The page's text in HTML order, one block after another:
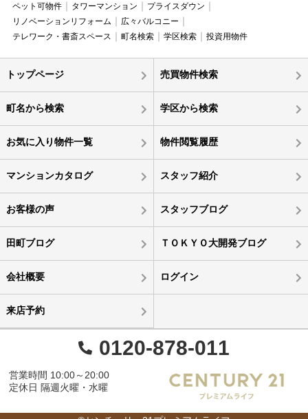
ペット可物件 タワーマンション
プライスダウン
リノベーションリフォーム
広々バルコニー
テレワーク・書斎スペース
町名検索 学区検索 投資用物件
トップページ 売買物件検索
町名から検索 学区から検索
お気に入り物件一覧 物件閲覧履歴
マンションカタログ スタッフ紹介
お客様の声 スタッフブログ
田町ブログ ＴＯＫＹＯ大開発ブログ
会社概要 ログイン
来店予約
0120-878-011
営業時間 10:00～20:00
定休日 隔週火曜・水曜